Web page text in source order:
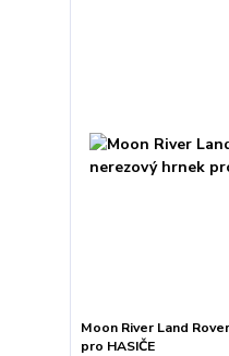
Moon River Land
pro HASIČE